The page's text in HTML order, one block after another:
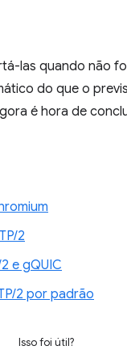
las quando não
do que o
é hora de
2
e gQUIC
2 por padrão
Isso foi útil?